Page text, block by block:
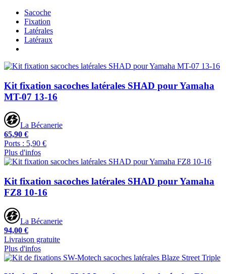
Sacoche
Fixation
Latérales
Latéraux
Kit fixation sacoches latérales SHAD pour Yamaha
MT-07 13-16
La Bécanerie
65,90 €
Ports : 5,90 €
Plus d'infos
Kit fixation sacoches latérales SHAD pour Yamaha
FZ8 10-16
La Bécanerie
94,00 €
Livraison gratuite
Plus d'infos